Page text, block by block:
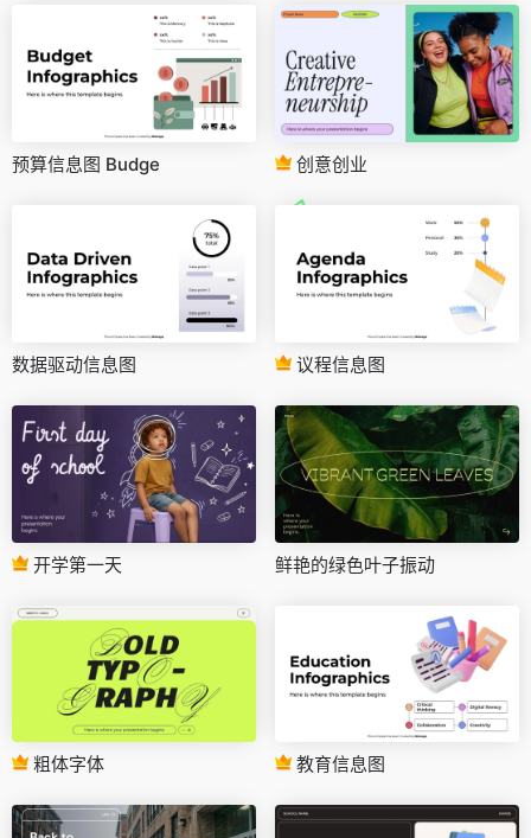
预算信息图 Budge 创意创业
数据驱动信息图 议程信息图
开学第一天 鲜艳的绿色叶子振动
粗体字体 教育信息图